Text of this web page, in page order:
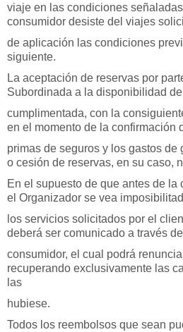
viaje en las condiciones
consumidor desiste del viajes
de aplicación las condiciones
siguiente.
La aceptación de reservas por
Subordinada a la disponibilidad
cumplimentada, con la
en el momento de la confirmación
primas de seguros y los gastos de
o cesión de reservas, en su caso,
En el supuesto de que antes de la
el Organizador se vea
los servicios solicitados por el
deberá ser comunicado a través
consumidor, el cual podrá
recuperando exclusivamente las
las
hubiese.
Todos los reembolsos que sean